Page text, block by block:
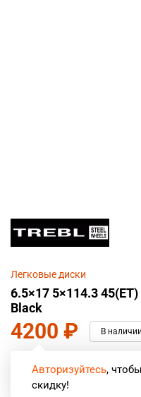
Легковые диски
6.5×17 5×114.3
Black
4200 ₽ В
Авторизуйтесь,
скидку!